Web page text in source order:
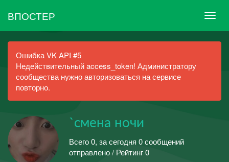
ВПОСТЕР
Ошибка VK API #5
Недействительный access_token! Администратору
сообщества нужно авторизоваться на сервисе
повторно.
`смена ночи
Всего 0, за сегодня 0 сообщений
отправлено / Рейтинг 0